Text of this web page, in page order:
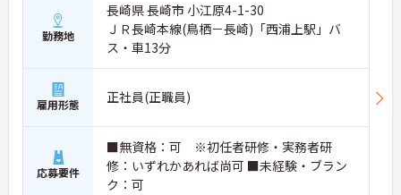
勤務地
長崎県 長崎市 小江原4-1-30
ＪＲ長崎本線(鳥栖－長崎)「西浦上駅」バ
ス・車13分
雇用形態 正社員(正職員)
応募要件
■無資格：可 ※初任者研修・実務者研
修：いずれかあれば尚可 ■未経験・ブラン
ク：可